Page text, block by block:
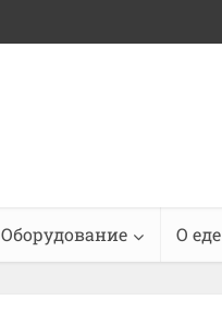
Оборудование О еде